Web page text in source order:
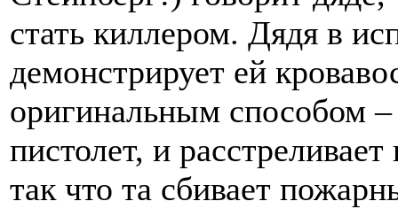
стать киллером. Дядя в
демонстрирует ей
оригинальным способом
пистолет, и
так что та сбивает